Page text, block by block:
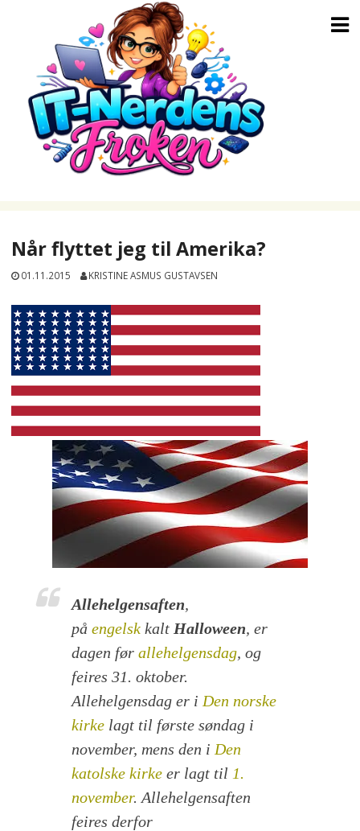
Når flyttet jeg til Amerika?
01.11.2015 KRISTINE ASMUS GUSTAVSEN
Allehelgensaften,
påengelsk kalt Halloween, er
dagen førallehelgensdag, og
feires 31. oktober.
Allehelgensdag er i Den norske
kirke lagt til første søndag i
november, mens den i Den
katolske kirke er lagt til 1.
november. Allehelgensaften
feires derfor